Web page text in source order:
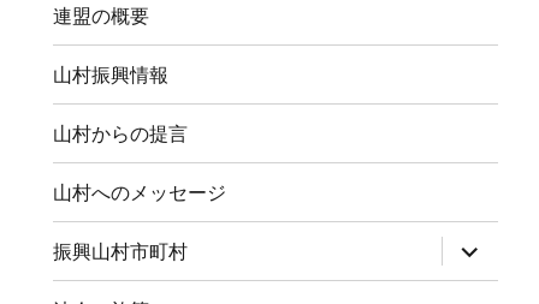
連盟の概要
山村振興情報
山村からの提言
山村へのメッセージ
振興山村市町村 サ
ブ
メ